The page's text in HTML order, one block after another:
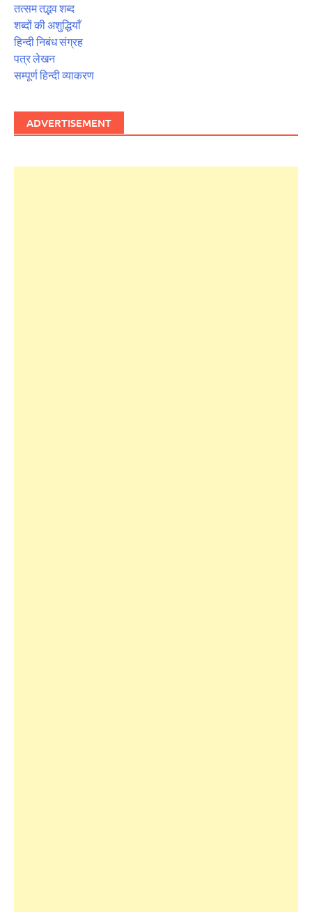
तत्सम तद्भव शब्द
शब्दों की अशुद्धियाँ
हिन्दी निबंध संग्रह
पत्र लेखन
सम्पूर्ण हिन्दी व्याकरण
ADVERTISEMENT